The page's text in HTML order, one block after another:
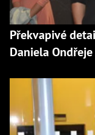
Překvapivé
Daniela